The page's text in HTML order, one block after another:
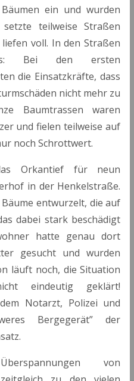
ein und wurden
teilweise Straßen
voll. In den Straßen
Bei den ersten
die Einsatzkräfte, dass
nicht mehr zu
Baumtrassen waren
und fielen teilweise auf
noch Schrottwert.
Orkantief für neun
in der Henkelstraße.
entwurzelt, die auf
dabei stark beschädigt
hatte genau dort
gesucht und wurden
läuft noch, die Situation
eindeutig geklärt!
Notarzt, Polizei und
Bergegerät” der
von